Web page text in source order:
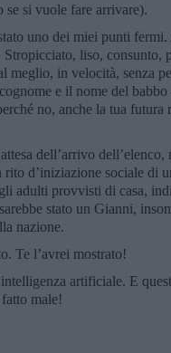
se si vuole fare arrivare).
uno dei miei punti
liso, consunto,
meglio, in velocità, senza
e il nome del babbo
no, anche la tua futura
dell’arrivo dell’elenco,
d’iniziazione sociale di
adulti provvisti di casa,
stato un Gianni,
nazione.
Te l’avrei mostrato!
artificiale. E
male!